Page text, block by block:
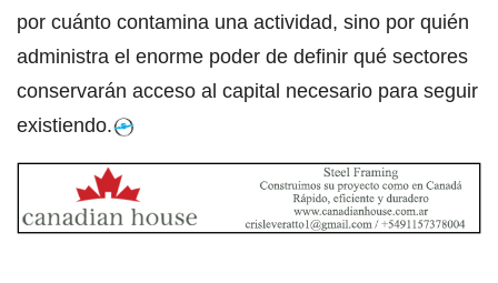
por cuánto contamina una actividad, sino por quién
administra el enorme poder de definir qué sectores
conservarán acceso al capital necesario para seguir
existiendo.